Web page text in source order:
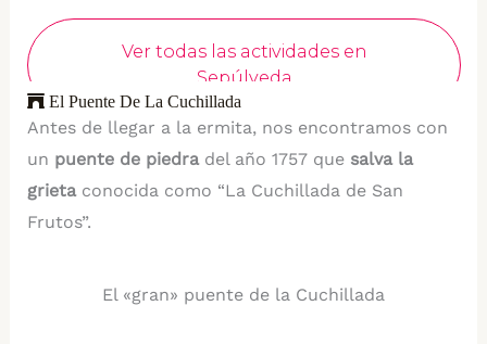
El Puente De La Cuchillada
Antes de llegar a la ermita, nos encontramos con
un puente de piedra del año 1757 que salva la
grieta conocida como “La Cuchillada de San
Frutos”.
El «gran» puente de la Cuchillada